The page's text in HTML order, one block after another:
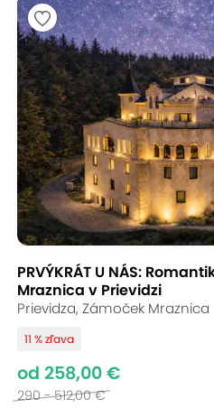
PRVÝKRÁT U NÁS:
Mraznica v Prievidzi
Prievidza, Zámoček Mraznica
11 % zľava
od 258,00 €
290 - 512,00 €